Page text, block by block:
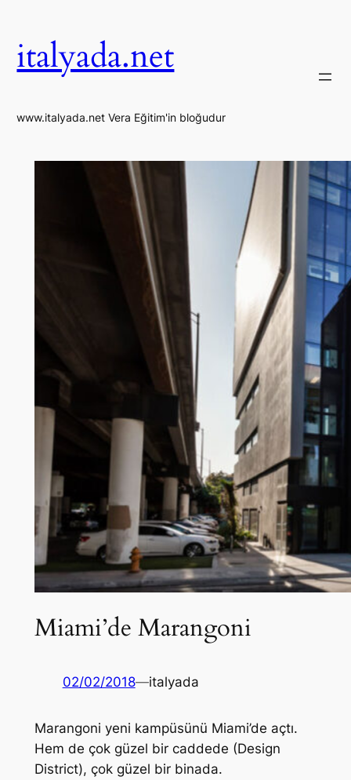
italyada.net
www.italyada.net Vera Eğitim'in bloğudur
Miami’de Marangoni
02/02/2018—italyada
Marangoni yeni kampüsünü Miami’de açtı.
Hem de çok güzel bir caddede (Design
District), çok güzel bir binada.